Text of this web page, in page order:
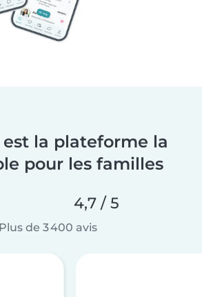
est la plateforme la
pour les familles
4,7 / 5
Plus de 3 400 avis